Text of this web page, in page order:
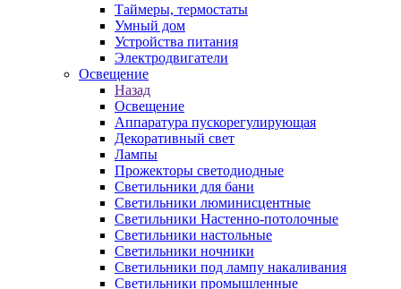
Таймеры, термостаты
Умный дом
Устройства питания
Электродвигатели
Освещение
Назад
Освещение
Аппаратура пускорегулирующая
Декоративный свет
Лампы
Прожекторы светодиодные
Светильники для бани
Светильники люминисцентные
Светильники Настенно-потолочные
Светильники настольные
Светильники ночники
Светильники под лампу накаливания
Светильники промышленные